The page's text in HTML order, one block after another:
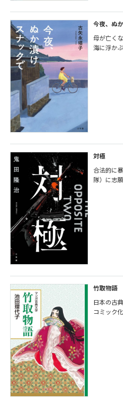
今夜、ぬ
母が亡く
海に浮か
対極
合法的に
隊）に志
竹取物語
日本の古
コミック